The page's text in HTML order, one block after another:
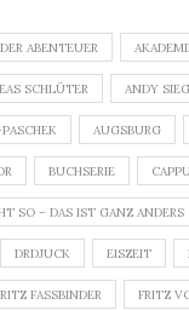
ABENTEUER
SCHLÜTER ANDY
AUGSBURG
BUCHSERIE
SO – DAS IST GANZ ANDERS
DRDJUCK EISZEIT
FASSBINDER FRITZ